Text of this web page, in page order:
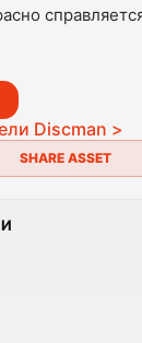
Discman >
SHARE ASSET